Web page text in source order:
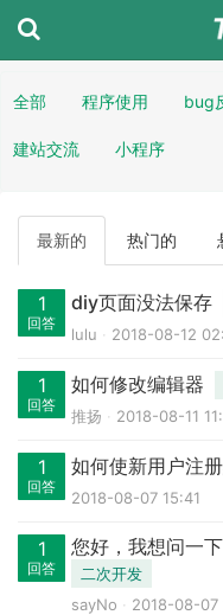
全部 程序使用 bug
建站交流 小程序
最新的 热门的
1
回答
diy页面没法保存
lulu
2018-08-12
1
回答
如何修改编辑器
推扬
2018-08-11
1
回答
如何使新用户注
2018-08-07 15:41
1
回答
您好，我想问一
二次开发
sayNo
2018-08-07